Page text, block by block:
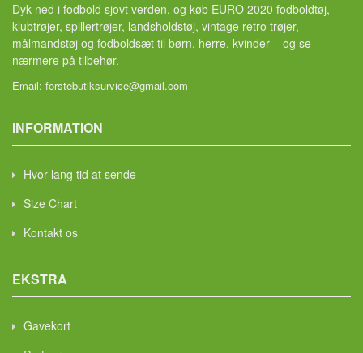
Dyk ned i fodbold sjovt verden, og køb EURO 2020 fodboldtøj,
klubtrøjer, spillertrøjer, landsholdstøj, vintage retro trøjer,
målmandstøj og fodboldsæt til børn, herre, kvinder – og se
nærmere på tilbehør.
Email: forstebutiksurvice@gmail.com
INFORMATION
Hvor lang tid at sende
Size Chart
Kontakt os
EKSTRA
Gavekort